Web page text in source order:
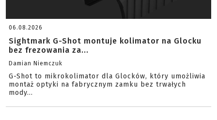
06.08.2026
Sightmark G-Shot montuje kolimator na Glocku
bez frezowania za...
Damian Niemczuk
G-Shot to mikrokolimator dla Glocków, który umożliwia
montaż optyki na fabrycznym zamku bez trwałych
mody...